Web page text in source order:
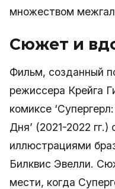
множеством
Сюжет и
Фильм, созданный
режиссера Крейга
комиксе
Дня’ (2021-2022 гг.)
иллюстрациями
Билквис Эвелли.
мести, когда